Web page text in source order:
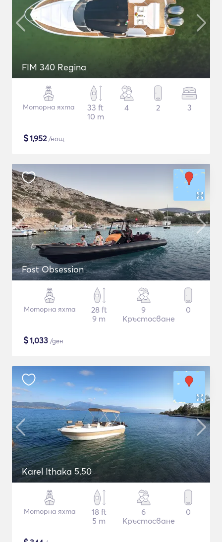
FIM 340 Regina
Моторна яхта
33 ft
10 m
4 2 3
$1,952/нощ
Fost Obsession
Моторна яхта
28 ft
9 m
9
Кръстосване
0
$1,033 /ден
Karel Ithaka 5.50
Моторна яхта
18 ft
5 m
6
Кръстосване
0